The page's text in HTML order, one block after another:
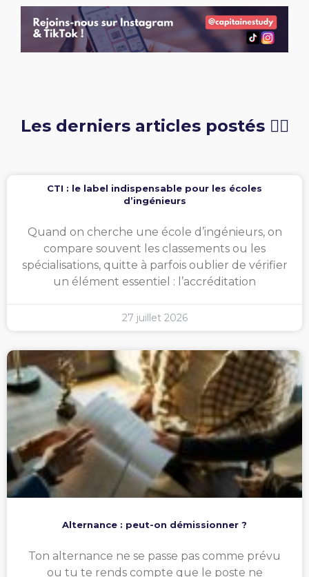
Les derniers articles postés 👇🏻
CTI : le label indispensable pour les écoles
d’ingénieurs
Quand on cherche une école d’ingénieurs, on
compare souvent les classements ou les
spécialisations, quitte à parfois oublier de vérifier
un élément essentiel : l’accréditation
27 juillet 2026
Alternance : peut-on démissionner ?
Ton alternance ne se passe pas comme prévu
ou tu te rends compte que le poste ne